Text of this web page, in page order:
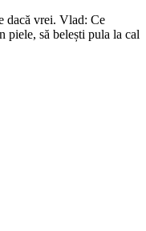
dacă vrei. Vlad: Ce
piele, să belești pula la cal